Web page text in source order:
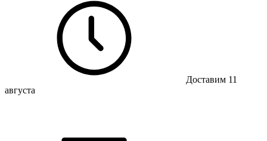
Доставим 11
августа